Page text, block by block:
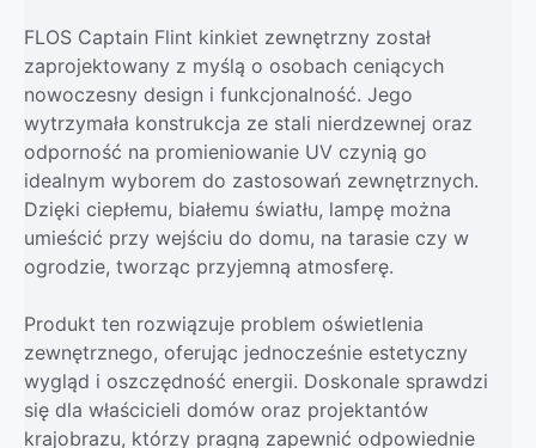
FLOS Captain Flint kinkiet zewnętrzny został
zaprojektowany z myślą o osobach ceniących
nowoczesny design i funkcjonalność. Jego
wytrzymała konstrukcja ze stali nierdzewnej oraz
odporność na promieniowanie UV czynią go
idealnym wyborem do zastosowań zewnętrznych.
Dzięki ciepłemu, białemu światłu, lampę można
umieścić przy wejściu do domu, na tarasie czy w
ogrodzie, tworząc przyjemną atmosferę.
Produkt ten rozwiązuje problem oświetlenia
zewnętrznego, oferując jednocześnie estetyczny
wygląd i oszczędność energii. Doskonale sprawdzi
się dla właścicieli domów oraz projektantów
krajobrazu, którzy pragną zapewnić odpowiednie